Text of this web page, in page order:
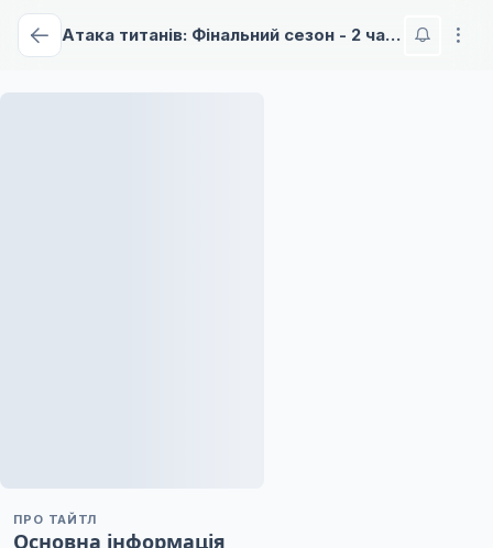
Атака титанів: Фінальний сезон - 2 частина
ПРО ТАЙТЛ
Основна інформація